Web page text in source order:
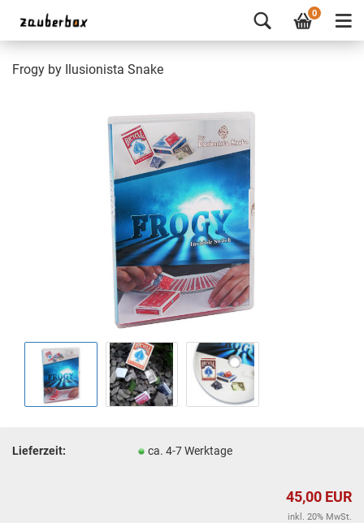
0
Frogy by Ilusionista Snake
Lieferzeit: ca. 4-7 Werktage
45,00 EUR
inkl. 20% MwSt.